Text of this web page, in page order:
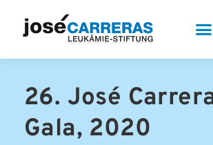
26. José
Gala, 2020